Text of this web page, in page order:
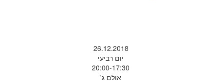
26.12.2018
יום רביעי
20:00-17:30
אולם ג'